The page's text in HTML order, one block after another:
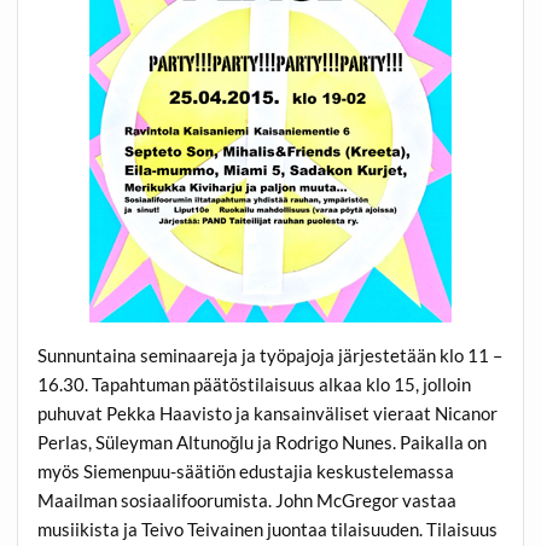
Sunnuntaina seminaareja ja työpajoja järjestetään klo 11 –
16.30. Tapahtuman päätöstilaisuus alkaa klo 15, jolloin
puhuvat Pekka Haavisto ja kansainväliset vieraat Nicanor
Perlas, Süleyman Altunoğlu ja Rodrigo Nunes. Paikalla on
myös Siemenpuu-säätiön edustajia keskustelemassa
Maailman sosiaalifoorumista. John McGregor vastaa
musiikista ja Teivo Teivainen juontaa tilaisuuden. Tilaisuus